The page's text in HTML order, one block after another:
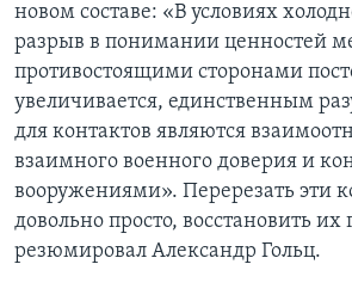
новом составе: «В условиях
разрыв в понимании ценностей
противостоящими сторонами
увеличивается, единственным
для контактов являются
взаимного военного доверия и
вооружениями». Перерезать эти
довольно просто, восстановить их
резюмировал Александр Гольц.